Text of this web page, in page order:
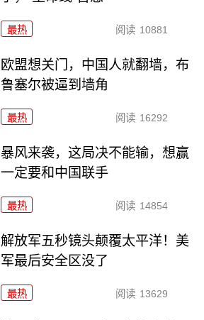
最热 阅读 10881
欧盟想关门，中国人就翻墙，布
鲁塞尔被逼到墙角
最热 阅读 16292
暴风来袭，这局决不能输，想赢
一定要和中国联手
最热 阅读 14854
解放军五秒镜头颠覆太平洋！美
军最后安全区没了
最热 阅读 13629